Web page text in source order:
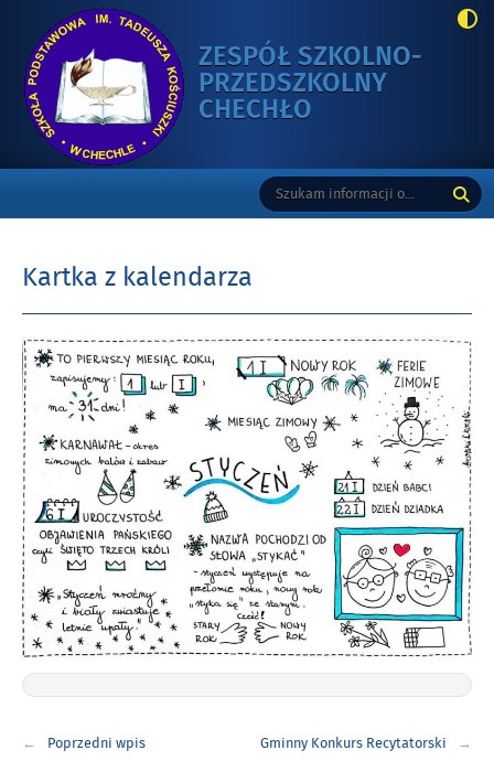
ZESPÓŁ SZKOLNO-
PRZEDSZKOLNY
CHECHŁO
Z
KALENDARZA
Wyszukiwarka
Tutaj
wpisz
szukaną
Kartka z kalendarza
Opublikowano
w
dniu
wpisuPoprzedni wpis Gminny Konkurs Recytatorski